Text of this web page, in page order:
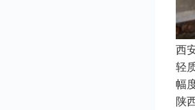
西
轻
幅
陕